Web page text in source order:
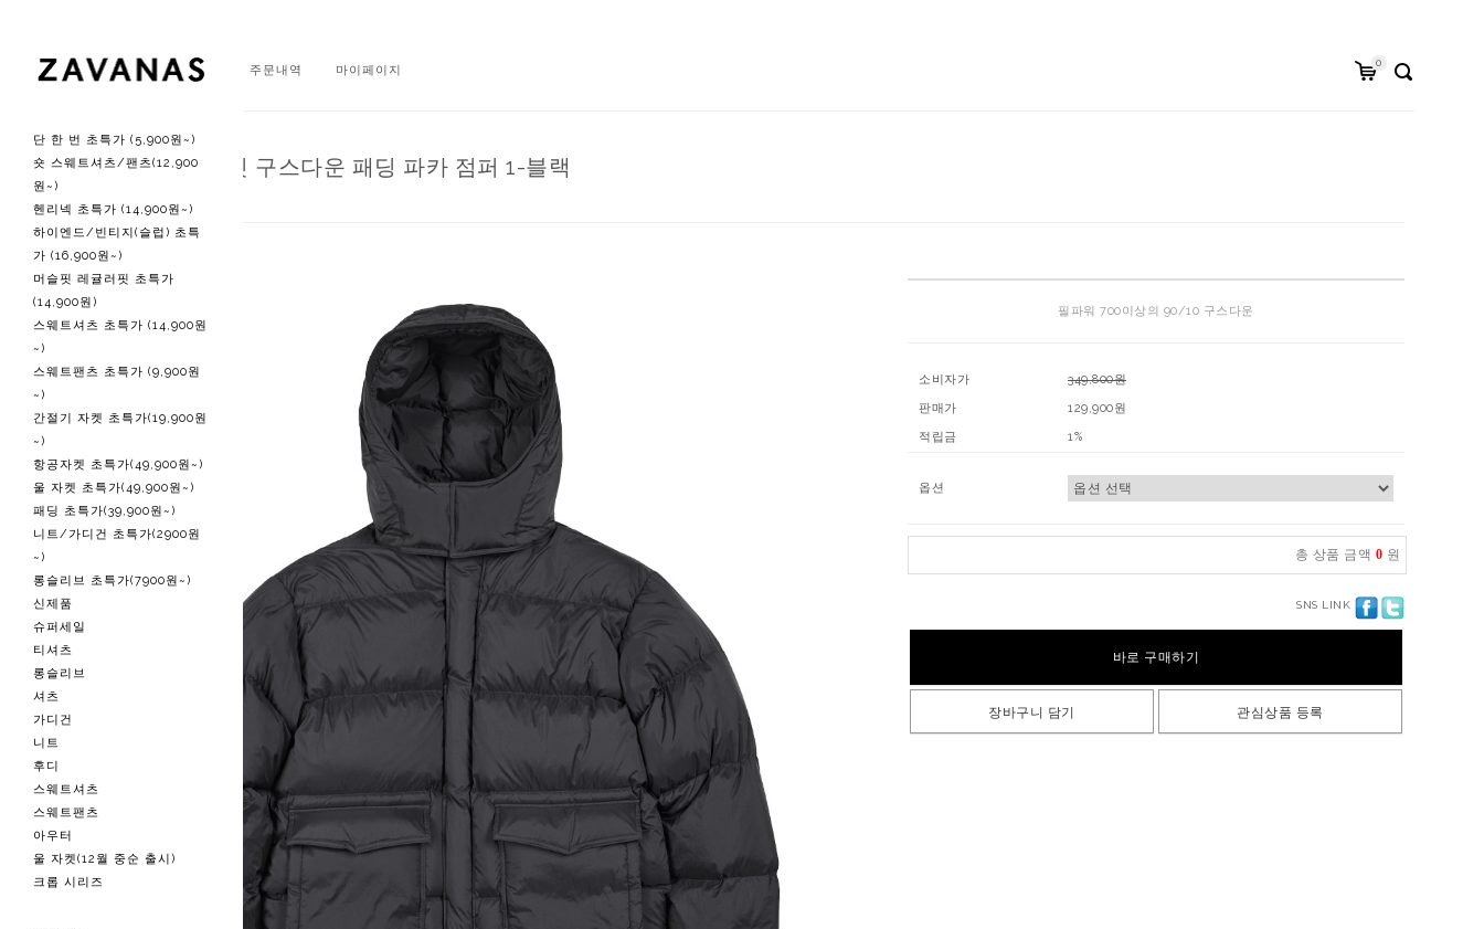
회원가입 로그인 주문내역 마이페이지
0
단 한 번 초특가 (5,900원~)
숏 스웨트셔츠/팬츠(12,900
원~)
헨리넥 초특가 (14,900원~)
하이엔드/빈티지(슬럽) 초특
가 (16,900원~)
머슬핏 레귤러핏 초특가
(14,900원)
스웨트셔츠 초특가 (14,900원
~)
스웨트팬츠 초특가 (9,900원
~)
간절기 자켓 초특가(19,900원
~)
항공자켓 초특가(49,900원~)
울 자켓 초특가(49,900원~)
패딩 초특가(39,900원~)
니트/가디건 초특가(2900원
~)
롱슬리브 초특가(7900원~)
신제품
슈퍼세일
티셔츠
롱슬리브
셔츠
가디건
니트
후디
스웨트셔츠
스웨트팬츠
아우터
울 자켓(12월 중순 출시)
크롭 시리즈
에센셜 오버핏 구스다운 패딩 파카 점퍼 1-블랙
필파워 700이상의 90/10 구스다운
소비자가
349,800원
판매가
129,900원
적립금
1%
옵션
총 상품 금액 0 원
SNS LINK
바로 구매하기
장바구니 담기 관심상품 등록